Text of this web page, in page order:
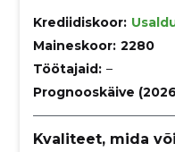
Krediidiskoor:
Maineskoor: 2280
Töötajaid: –
Prognooskäive
Kvaliteet, mida